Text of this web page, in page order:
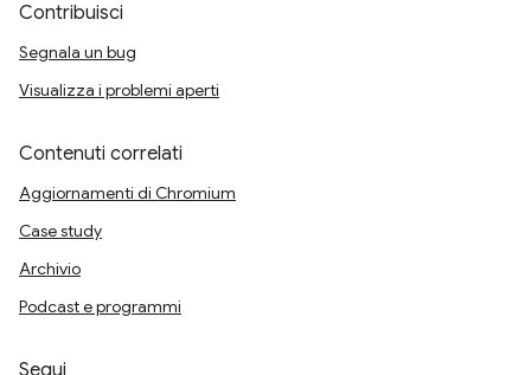
Contribuisci
Segnala un bug
Visualizza i problemi aperti
Contenuti correlati
Aggiornamenti di Chromium
Case study
Archivio
Podcast e programmi
Segui